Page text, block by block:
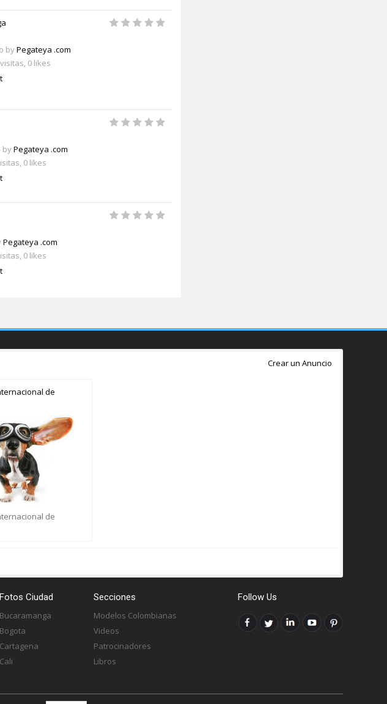
byPegateya .com
0 likes
byPegateya .com
0 likes
Pegateya .com
0 likes
Crear un Anuncio
de
de
Fotos Ciudad
Bucaramanga
Bogota
Cartagena
Cali
Secciones
Modelos Colombianas
Videos
Patrocinadores
Libros
Follow Us